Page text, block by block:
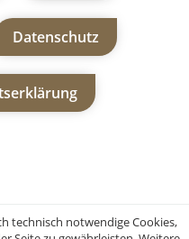
technisch notwendige Cookies,
Datenschutz